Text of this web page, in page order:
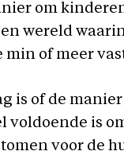
om
wereld
min of meer
is of de
voldoende is
voor de